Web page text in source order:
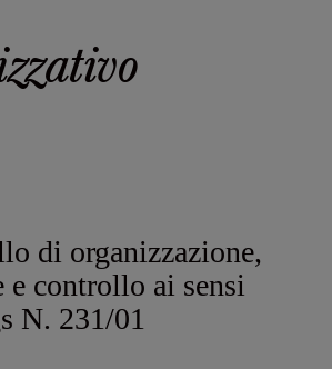
di organizzazione,
e controllo ai sensi
N. 231/01